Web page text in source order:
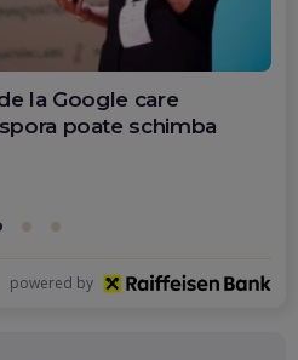
la Google care
poate schimba
powered by